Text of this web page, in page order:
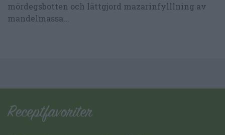
mördegsbotten och lättgjord mazarinfylllning av
mandelmassa...